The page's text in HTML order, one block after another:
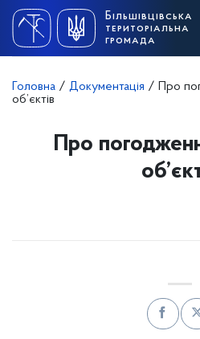
content
Більшівцівська
територіальна
громада
Головна / Документація /
Про
об’єктів
Про